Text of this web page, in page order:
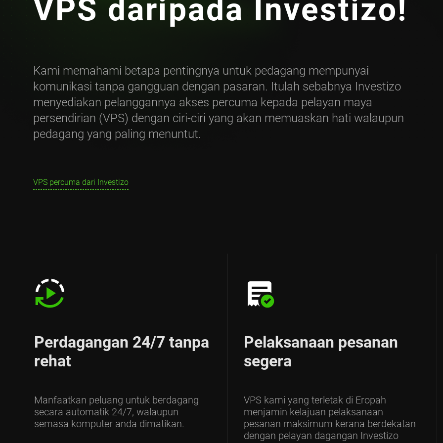
VPS daripada Investizo!
Kami memahami betapa pentingnya untuk pedagang mempunyai
komunikasi tanpa gangguan dengan pasaran. Itulah sebabnya Investizo
menyediakan pelanggannya akses percuma kepada pelayan maya
persendirian (VPS) dengan ciri-ciri yang akan memuaskan hati walaupun
pedagang yang paling menuntut.
VPS percuma dari Investizo
Perdagangan 24/7 tanpa
rehat
Manfaatkan peluang untuk berdagang
secara automatik 24/7, walaupun
semasa komputer anda dimatikan.
Pelaksanaan pesanan
segera
VPS kami yang terletak di Eropah
menjamin kelajuan pelaksanaan
pesanan maksimum kerana berdekatan
dengan pelayan dagangan Investizo